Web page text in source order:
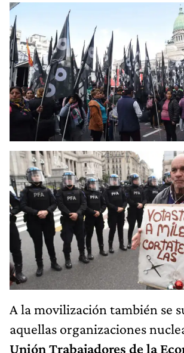
A la movilización también se
aquellas organizaciones
Unión Trabajadores de la